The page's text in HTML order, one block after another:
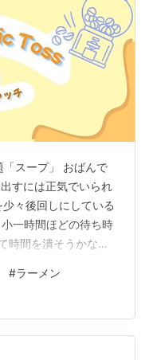
「スープ」 おばんで
すには正気でいられ
々後回しにしている
一時間ほどの待ち時
時間を潰そうかなー
出会いたいなと思っ
ン！ えぇ、仰りたい
やないんかいッ！っ
ぁ、いったん戻りま
#ラーメン